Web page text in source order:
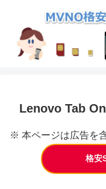
Lenovo Tab
※ 本ページは広告を
格安